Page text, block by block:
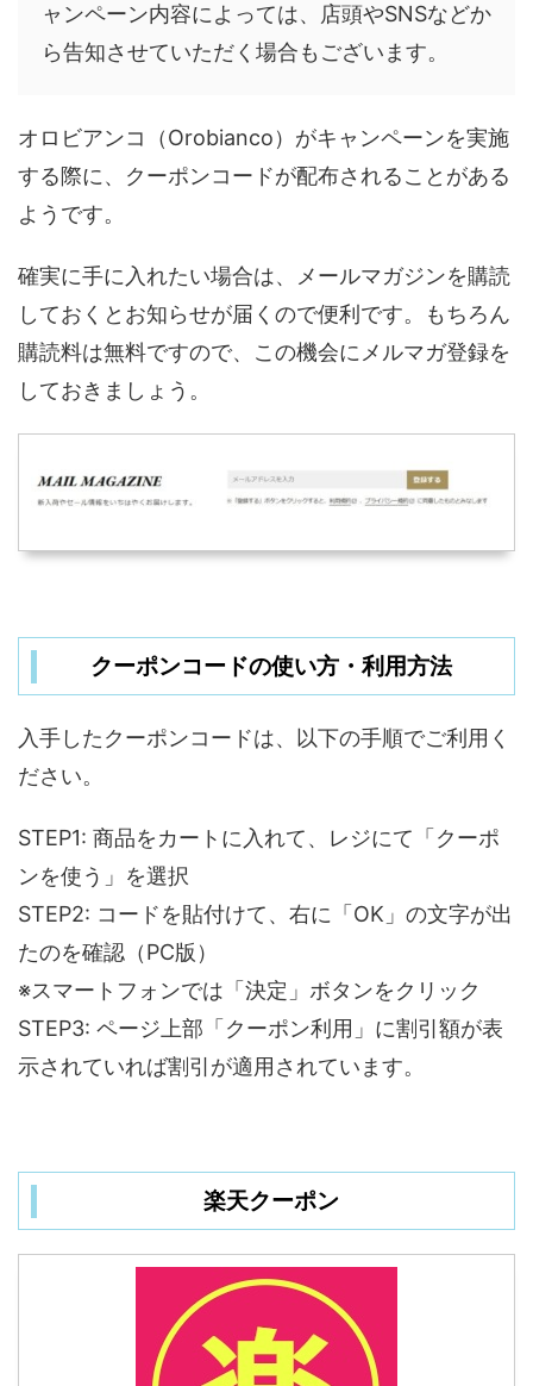
ャンペーン内容によっては、店頭やSNSなどか
ら告知させていただく場合もございます。
オロビアンコ（Orobianco）がキャンペーンを実施
する際に、クーポンコードが配布されることがある
ようです。
確実に手に入れたい場合は、メールマガジンを購読
しておくとお知らせが届くので便利です。もちろん
購読料は無料ですので、この機会にメルマガ登録を
しておきましょう。
クーポンコードの使い方・利用方法
入手したクーポンコードは、以下の手順でご利用く
ださい。
STEP1: 商品をカートに入れて、レジにて「クーポ
ンを使う」を選択
STEP2: コードを貼付けて、右に「OK」の文字が出
たのを確認（PC版）
※スマートフォンでは「決定」ボタンをクリック
STEP3: ページ上部「クーポン利用」に割引額が表
示されていれば割引が適用されています。
楽天クーポン